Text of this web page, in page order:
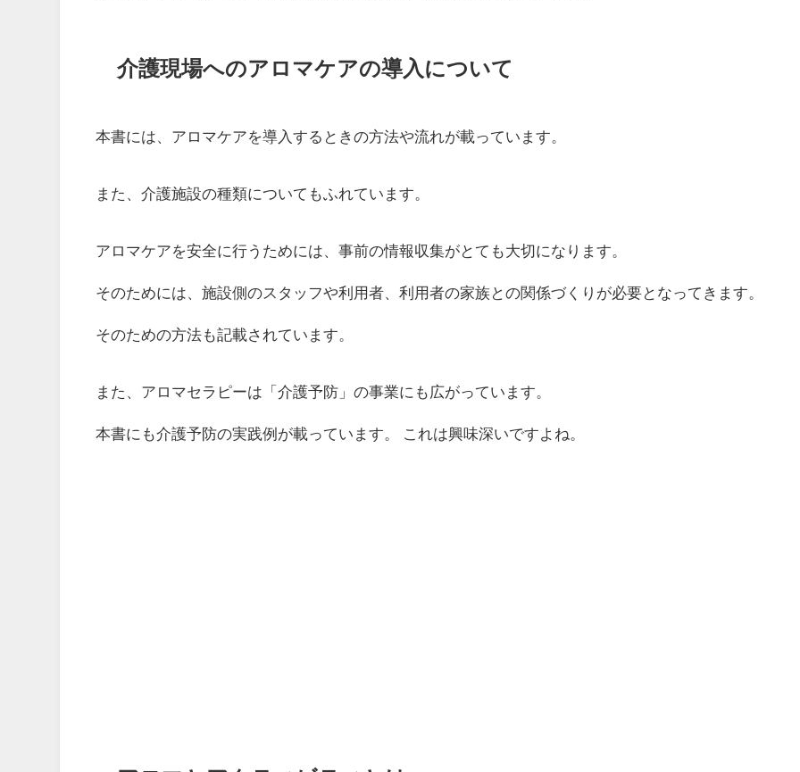
介護現場へのアロマケアの導入について
本書には、アロマケアを導入するときの方法や流れが載っています。
また、介護施設の種類についてもふれています。
アロマケアを安全に行うためには、事前の情報収集がとても大切になります。
そのためには、施設側のスタッフや利用者、利用者の家族との関係づくりが必要となってきます。
そのための方法も記載されています。
また、アロマセラピーは「介護予防」の事業にも広がっています。
本書にも介護予防の実践例が載っています。 これは興味深いですよね。